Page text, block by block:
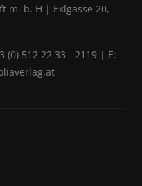
m. b. H | Exlgasse 20,
(0) 512 22 33 - 2119 | E: